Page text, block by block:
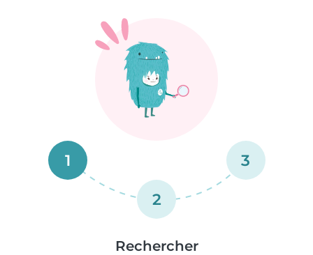
1
2
3
Rechercher